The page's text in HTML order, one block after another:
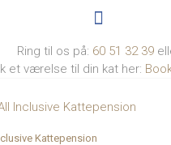
Ring til os på: 60 51 32 39
et værelse til din kat her:
Kattepension